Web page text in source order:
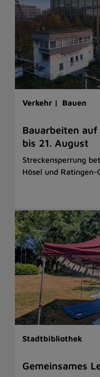
Verkehr | Bauen
Bauarbeiten
bis 21. August
Streckensperrung
Hösel und Ratingen-
Stadtbibliothek
Gemeinsames